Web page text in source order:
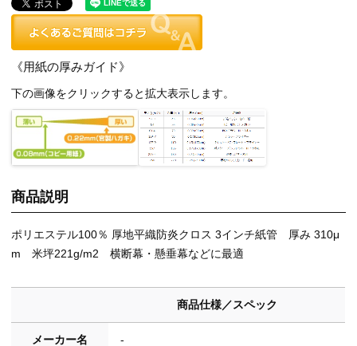
《用紙の厚みガイド》
下の画像をクリックすると拡大表示します。
商品説明
ポリエステル100％ 厚地平織防炎クロス 3インチ紙管 厚み 310μ
m 米坪221g/m2 横断幕・懸垂幕などに最適
商品仕様／スペック
メーカー名 -